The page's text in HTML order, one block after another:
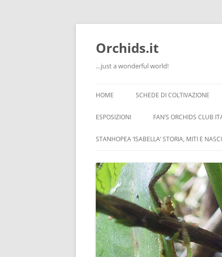
Orchids.it
…just a wonderful world!
HOME
INFO
LA SERRA DI GUIDO
SCHEDE DI COLTIVAZIONE
ESPOSIZIONI FAN’S ORCHIDS CLUB
STANHOPEA ‘ISABELLA’ STORIA, MITI E